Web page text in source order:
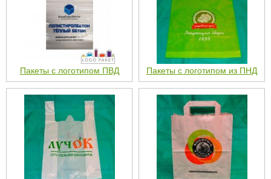
Пакеты с логотипом ПВД Пакеты с логотипом из ПНД